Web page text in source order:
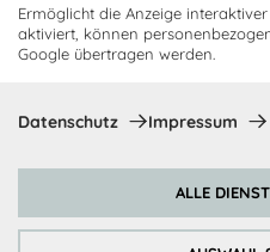
Ermöglicht die Anzeige
aktiviert, können
Google übertragen werden.
Datenschutz Impressum
ALLE
Ich bin damit einverstanden,
per E-Mail-Newsletter über
Zahlungsmethoden